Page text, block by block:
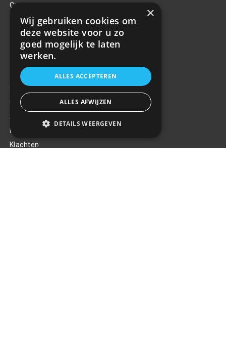
Contact
+31(0)85 486 83 17
info@rrparts.nl
Klantenservice
Over ons
Contact
Algemene voorwaarden
Privacy Policy
Klachten
×
Wij gebruiken cookies om
deze website voor u zo
goed mogelijk te laten
werken.
ALLES ACCEPTEREN
ALLES AFWIJZEN
DETAILS WEERGEVEN